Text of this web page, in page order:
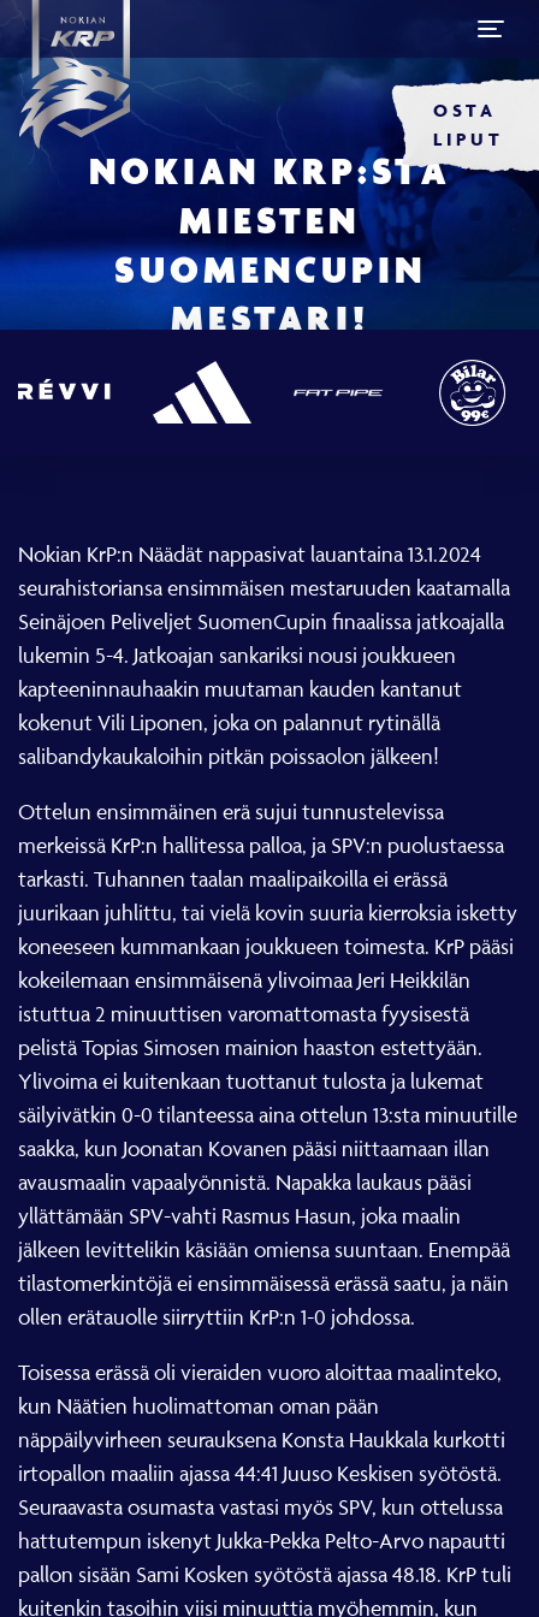
OSTA
LIPUT
NOKIAN KRP:STÄ
MIESTEN
SUOMENCUPIN
MESTARI!
Nokian KrP:n Näädät nappasivat lauantaina 13.1.2024
seurahistoriansa ensimmäisen mestaruuden kaatamalla
Seinäjoen Peliveljet SuomenCupin finaalissa jatkoajalla
lukemin 5-4. Jatkoajan sankariksi nousi joukkueen
kapteeninnauhaakin muutaman kauden kantanut
kokenut Vili Liponen, joka on palannut rytinällä
salibandykaukaloihin pitkän poissaolon jälkeen!
Ottelun ensimmäinen erä sujui tunnustelevissa
merkeissä KrP:n hallitessa palloa, ja SPV:n puolustaessa
tarkasti. Tuhannen taalan maalipaikoilla ei erässä
juurikaan juhlittu, tai vielä kovin suuria kierroksia isketty
koneeseen kummankaan joukkueen toimesta. KrP pääsi
kokeilemaan ensimmäisenä ylivoimaa Jeri Heikkilän
istuttua 2 minuuttisen varomattomasta fyysisestä
pelistä Topias Simosen mainion haaston estettyään.
Ylivoima ei kuitenkaan tuottanut tulosta ja lukemat
säilyivätkin 0-0 tilanteessa aina ottelun 13:sta minuutille
saakka, kun Joonatan Kovanen pääsi niittaamaan illan
avausmaalin vapaalyönnistä. Napakka laukaus pääsi
yllättämään SPV-vahti Rasmus Hasun, joka maalin
jälkeen levittelikin käsiään omiensa suuntaan. Enempää
tilastomerkintöjä ei ensimmäisessä erässä saatu, ja näin
ollen erätauolle siirryttiin KrP:n 1-0 johdossa.
Toisessa erässä oli vieraiden vuoro aloittaa maalinteko,
kun Näätien huolimattoman oman pään
näppäilyvirheen seurauksena Konsta Haukkala kurkotti
irtopallon maaliin ajassa 44:41 Juuso Keskisen syötöstä.
Seuraavasta osumasta vastasi myös SPV, kun ottelussa
hattutempun iskenyt Jukka-Pekka Pelto-Arvo napautti
pallon sisään Sami Kosken syötöstä ajassa 48.18. KrP tuli
kuitenkin tasoihin viisi minuuttia myöhemmin, kun